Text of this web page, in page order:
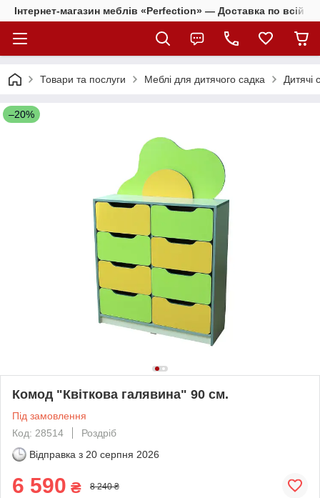
Інтернет-магазин меблів «Perfection» — Доставка по всій
Товари та послуги Меблі для дитячого садка Дитячі
–20%
Комод "Квіткова галявина" 90 см.
Під замовлення
Код: 28514
Роздріб
Відправка з 20 серпня 2026
6 590 ₴ 8 240 ₴